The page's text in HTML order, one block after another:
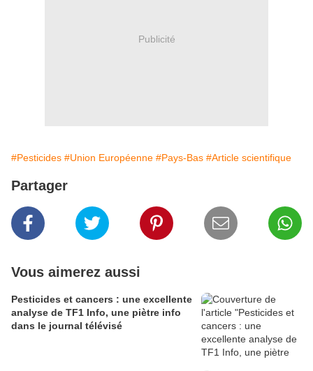
Publicité
#Pesticides #Union Européenne #Pays-Bas #Article scientifique
Partager
Vous aimerez aussi
Pesticides et cancers : une excellente
analyse de TF1 Info, une piètre info
dans le journal télévisé